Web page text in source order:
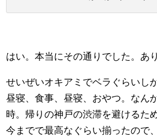
はい。本当にその通りでした。あ
せいぜいオキアミでベラぐらいし
昼寝、食事、昼寝、おやつ。なん
時。帰りの神戸の渋滞を避けるた
今までで最高なぐらい揃ったので